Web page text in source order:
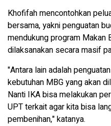
Khofifah mencontohkan
bersama, yakni penguatan
mendukung program Makan
dilaksanakan secara masif
"Antara lain adalah
kebutuhan MBG yang akan
Nanti IKA bisa melakukan
UPT terkait agar kita bisa
pembenihan," katanya.